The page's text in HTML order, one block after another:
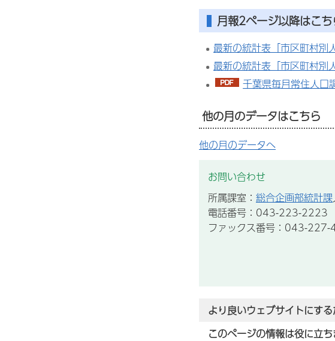
月報2ページ以降はこち
最新の統計表「市区町村別
最新の統計表「市区町村別
千葉県毎月常住人
他の月のデータはこちら
他の月のデータへ
お問い合わせ
所属課室： 総合企画部統計課
電話番号：043-223-2223
ファックス番号：043-
より良いウェブサイトにす
このページの情報は役に立